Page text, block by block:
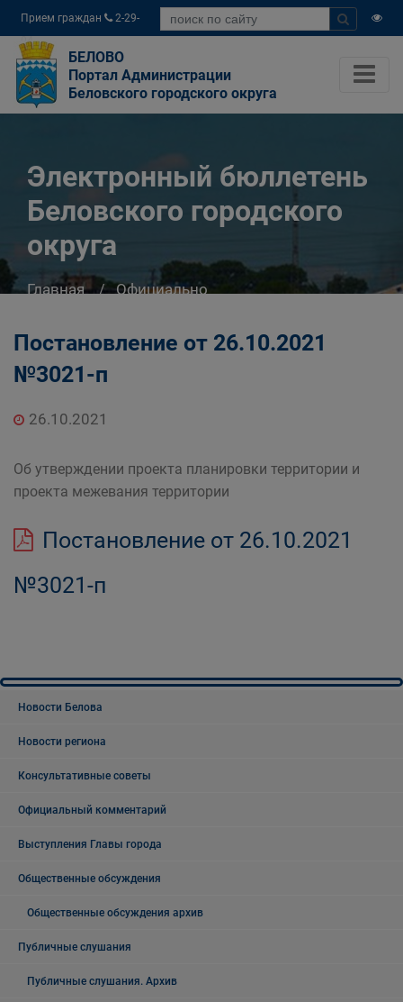
Прием граждан
2-29-
04
БЕЛОВО
Портал Администрации
Беловского городского округа
Электронный бюллетень
Беловского городского
округа
Главная
Официально
Постановление от 26.10.2021
№3021-п
26.10.2021
Об утверждении проекта планировки территории и
проекта межевания территории
Постановление от 26.10.2021
№3021-п
Новости Белова
Новости региона
Консультативные советы
Официальный комментарий
Выступления Главы города
Общественные обсуждения
Общественные обсуждения архив
Публичные слушания
Публичные слушания. Архив